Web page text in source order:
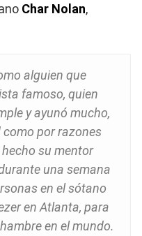
Char Nolan,
alguien que
famoso, quien
y ayunó mucho,
por razones
su mentor
una semana
en el sótano
en Atlanta, para
en el mundo.